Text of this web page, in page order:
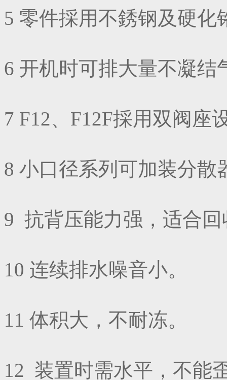
5 零件採用不銹钢及硬化
6 开机时可排大量不凝结
7 F12、F12F採用双阀座
8 小口径系列可加装分散
9 抗背压能力强，适合
10 连续排水噪音小。
11 体积大，不耐冻。
12 装置时需水平，不能